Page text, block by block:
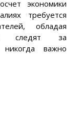
экономики
требуется
обладая
следят за
важно